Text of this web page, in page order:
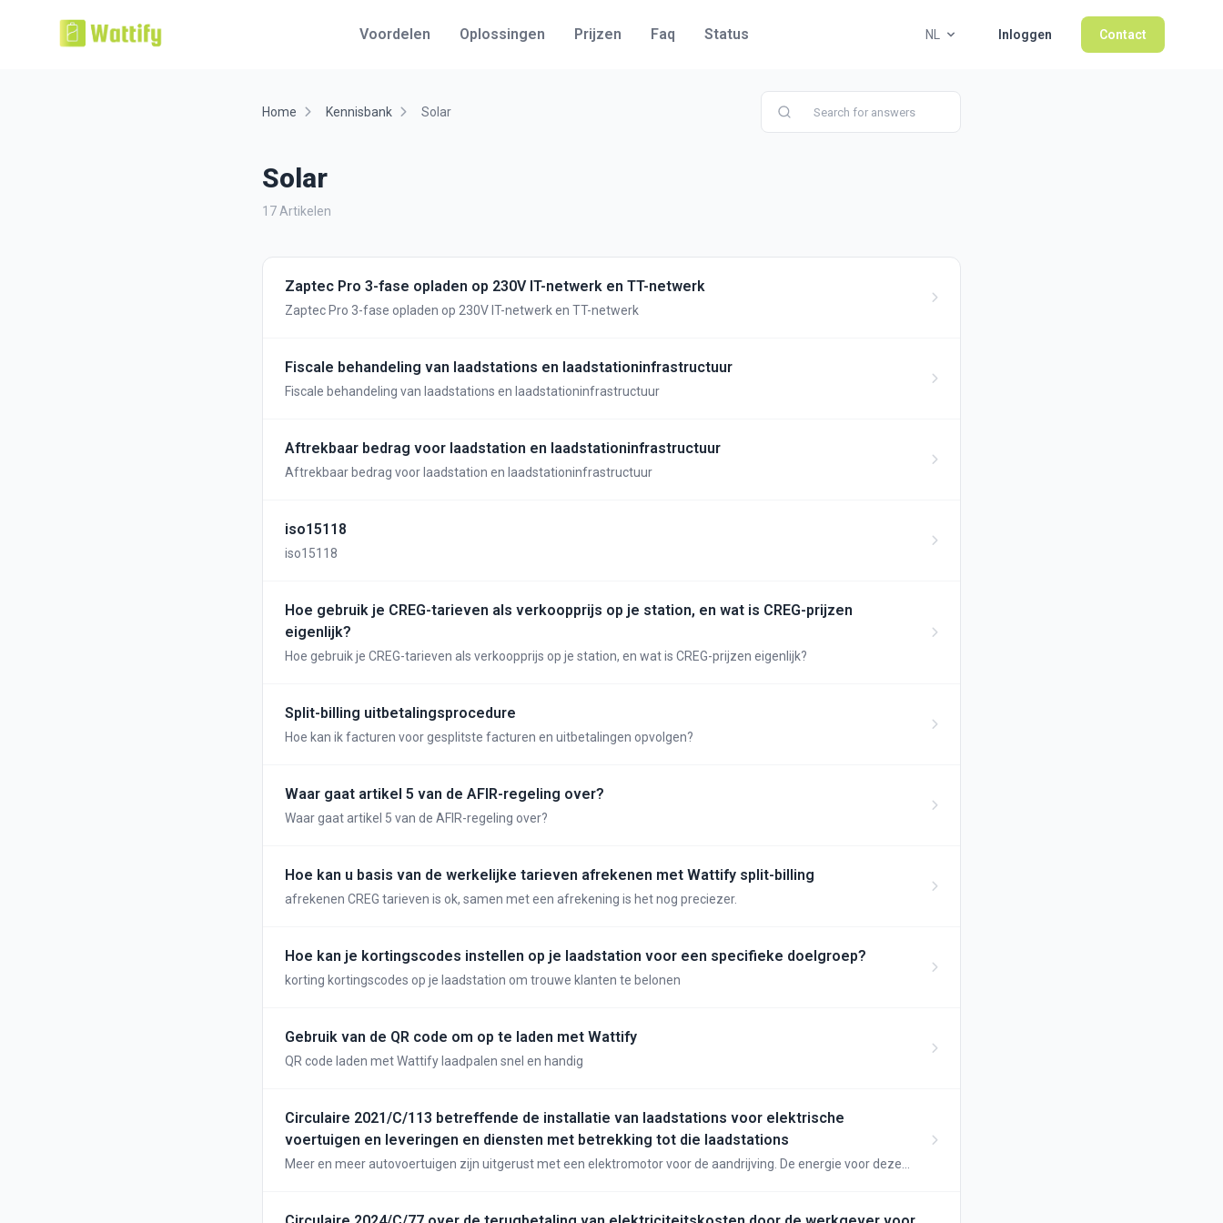
Voordelen Oplossingen Prijzen Faq Status NL Inloggen Contact
Home Kennisbank Solar
Solar
17 Artikelen
Zaptec Pro 3-fase opladen op 230V IT-netwerk en TT-netwerk
Zaptec Pro 3-fase opladen op 230V IT-netwerk en TT-netwerk
Fiscale behandeling van laadstations en laadstationinfrastructuur
Fiscale behandeling van laadstations en laadstationinfrastructuur
Aftrekbaar bedrag voor laadstation en laadstationinfrastructuur
Aftrekbaar bedrag voor laadstation en laadstationinfrastructuur
iso15118
iso15118
Hoe gebruik je CREG-tarieven als verkoopprijs op je station, en wat is CREG-prijzen
eigenlijk?
Hoe gebruik je CREG-tarieven als verkoopprijs op je station, en wat is CREG-prijzen eigenlijk?
Split-billing uitbetalingsprocedure
Hoe kan ik facturen voor gesplitste facturen en uitbetalingen opvolgen?
Waar gaat artikel 5 van de AFIR-regeling over?
Waar gaat artikel 5 van de AFIR-regeling over?
Hoe kan u basis van de werkelijke tarieven afrekenen met Wattify split-billing
afrekenen CREG tarieven is ok, samen met een afrekening is het nog preciezer.
Hoe kan je kortingscodes instellen op je laadstation voor een specifieke doelgroep?
korting kortingscodes op je laadstation om trouwe klanten te belonen
Gebruik van de QR code om op te laden met Wattify
QR code laden met Wattify laadpalen snel en handig
Circulaire 2021/C/113 betreffende de installatie van laadstations voor elektrische
voertuigen en leveringen en diensten met betrekking tot die laadstations
Meer en meer autovoertuigen zijn uitgerust met een elektromotor voor de aandrijving. De energie voor deze
elektrische voertuigen) kunnen voorzien worden van elektrische energie via een laadstation. Voor de